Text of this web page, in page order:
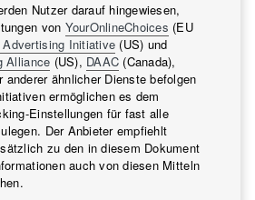
Nutzer darauf hingewiesen,
von YourOnlineChoices (EU
Advertising Initiative (US) und
Alliance (US), DAAC (Canada),
anderer ähnlicher Dienste befolgen
ermöglichen es dem
Einstellungen für fast alle
Der Anbieter empfiehlt
zu den in diesem Dokument
auch von diesen Mitteln